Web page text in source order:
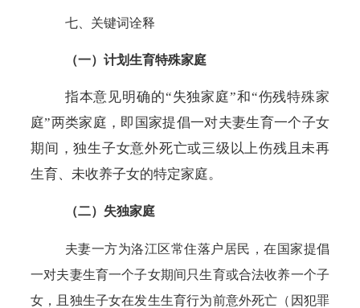
七、关键词诠释
（一）计划生育特殊家庭
指本意见明确的“失独家庭”和“伤残特殊家
庭”两类家庭，即国家提倡一对夫妻生育一个子女
期间，独生子女意外死亡或三级以上伤残且未再
生育、未收养子女的特定家庭。
（二）失独家庭
夫妻一方为洛江区常住落户居民，在国家提倡
一对夫妻生育一个子女期间只生育或合法收养一个子
女，且独生子女在发生生育行为前意外死亡（因犯罪